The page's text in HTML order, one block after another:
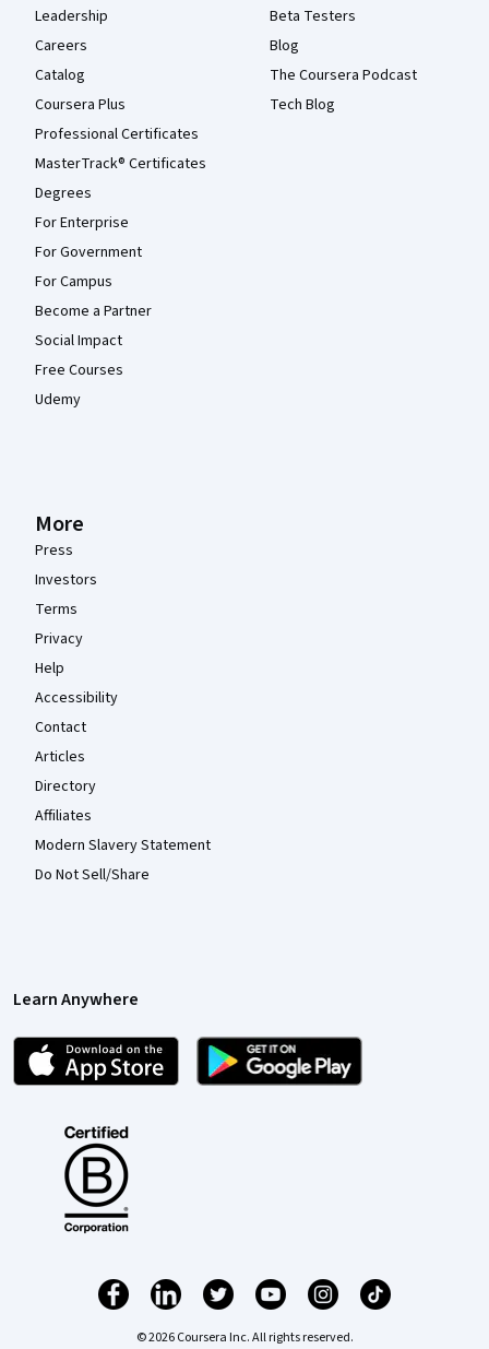
Leadership
Careers
Catalog
Coursera Plus
Professional Certificates
MasterTrack® Certificates
Degrees
For Enterprise
For Government
For Campus
Become a Partner
Social Impact
Free Courses
Udemy
Beta Testers
Blog
The Coursera Podcast
Tech Blog
More
Press
Investors
Terms
Privacy
Help
Accessibility
Contact
Articles
Directory
Affiliates
Modern Slavery Statement
Do Not Sell/Share
Learn Anywhere
© 2026 Coursera Inc. All rights reserved.